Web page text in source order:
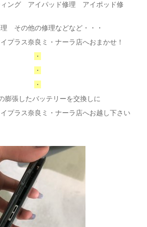
ィング アイパッド修理 アイポッド修
その他の修理などなど・・・
プラス奈良ミ・ナーラ店へおまかせ！
・
・
・
膨張したバッテリーを交換しに
プラス奈良ミ・ナーラ店へお越し下さい